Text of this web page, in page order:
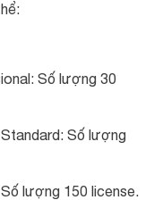
Số lượng 30
Số lượng
lượng 150 license.